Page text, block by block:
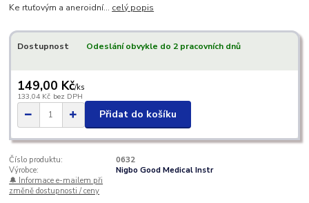
Ke rtuťovým a aneroidní... celý popis
Dostupnost Odeslání obvykle do 2 pracovních dnů
149,00 Kč/ks
133,04 Kč bez DPH
Přidat do košíku
Číslo produktu:
0632
Výrobce:
Nigbo Good Medical Instr
🔔 Informace e-mailem při
změně dostupnosti / ceny